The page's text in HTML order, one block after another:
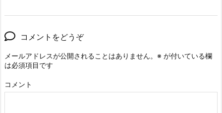
コメントをどうぞ
メールアドレスが公開されることはありません。 ※ が付いている欄
は必須項目です
コメント